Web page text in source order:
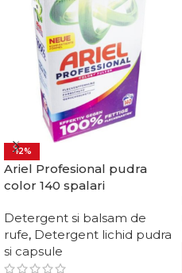
-12%
Ariel Profesional pudra
color 140 spalari
Detergent si balsam de
rufe, Detergent lichid pudra
si capsule